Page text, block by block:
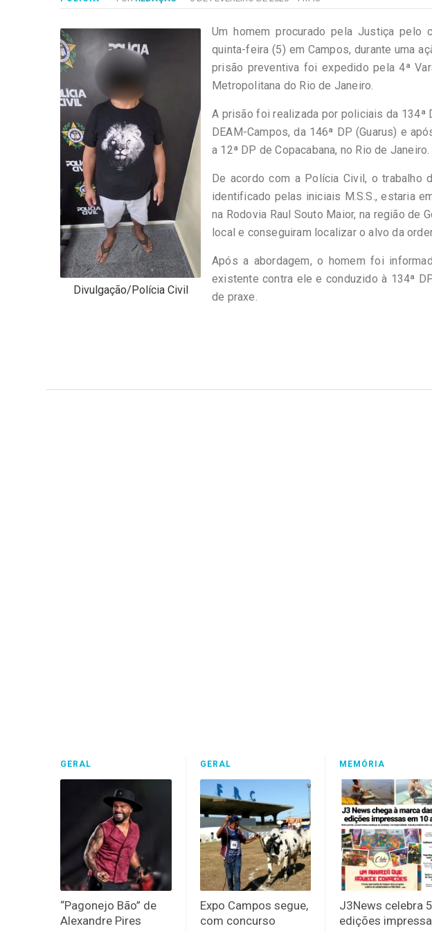
Divulgação/Polícia Civil
Um homem procurado pela Justiça
quinta-feira (5) em Campos, durante uma
prisão preventiva foi expedido pela 4ª
Metropolitana do Rio de Janeiro.
A prisão foi realizada por policiais da 134ª
DEAM-Campos, da 146ª DP (Guarus) e
a 12ª DP de Copacabana, no Rio de Janeiro.
De acordo com a Polícia Civil, o trabalho
identificado pelas iniciais M.S.S., estaria
na Rodovia Raul Souto Maior, na região de
local e conseguiram localizar o alvo da
Após a abordagem, o homem foi
existente contra ele e conduzido à 134ª
de praxe.
GERAL
“Pagonejo Bão” de
Alexandre Pires
GERAL
Expo Campos segue,
com concurso
MEMÓRIA
J3News celebra
edições